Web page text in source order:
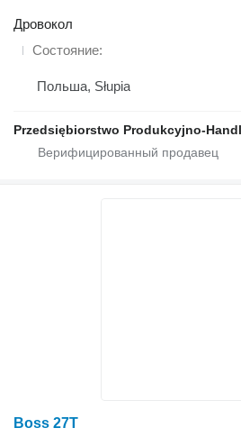
Дровокол
Состояние
Польша, Słupia
Boss 27T